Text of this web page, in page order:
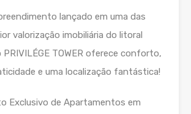
lançado em uma das
valorização imobiliária do litoral
TOWER oferece conforto,
e uma localização fantástica!
Exclusivo de Apartamentos em